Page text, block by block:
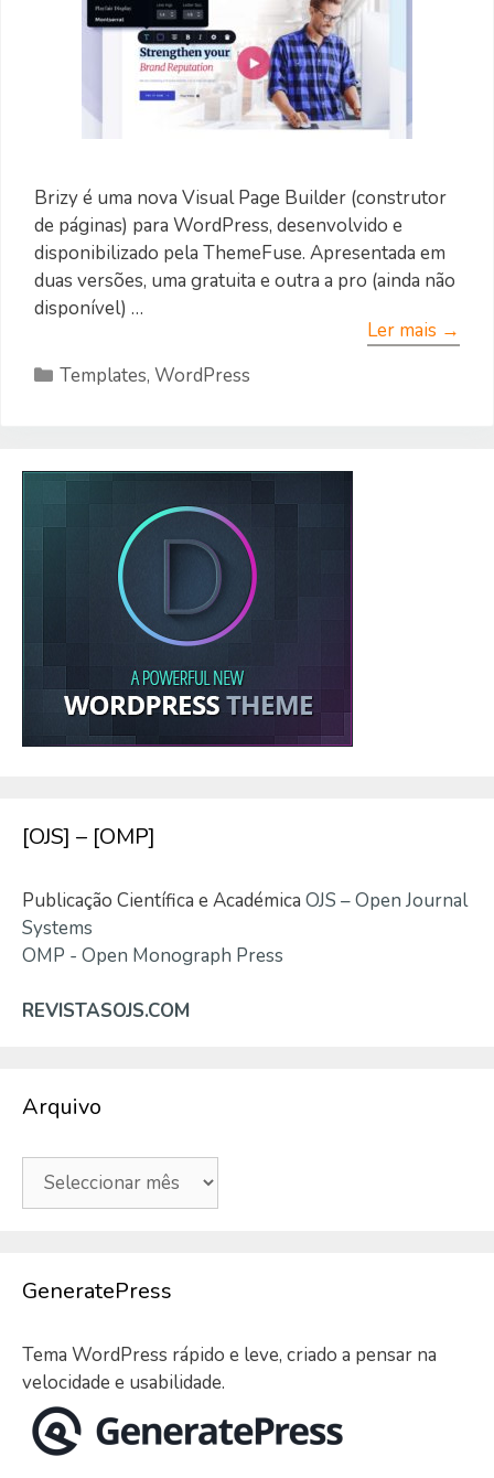
Brizy é uma nova Visual Page Builder (construtor
de páginas) para WordPress, desenvolvido e
disponibilizado pela ThemeFuse. Apresentada em
duas versões, uma gratuita e outra a pro (ainda não
disponível) …
Ler mais →
Categorias
Templates,WordPress
[OJS] – [OMP]
Publicação Científica e Académica OJS – Open Journal
Systems
OMP - Open Monograph Press
REVISTASOJS.COM
Arquivo
Arquivo
GeneratePress
Tema WordPress rápido e leve, criado a pensar na
velocidade e usabilidade.